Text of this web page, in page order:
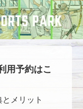
用予約はこ
メリット